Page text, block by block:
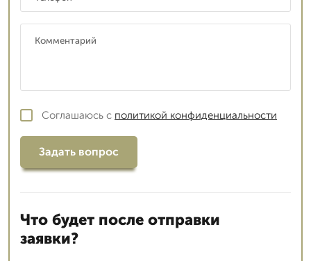
Соглашаюсь с политикой конфиденциальности
Задать вопрос
Что будет после отправки
заявки?